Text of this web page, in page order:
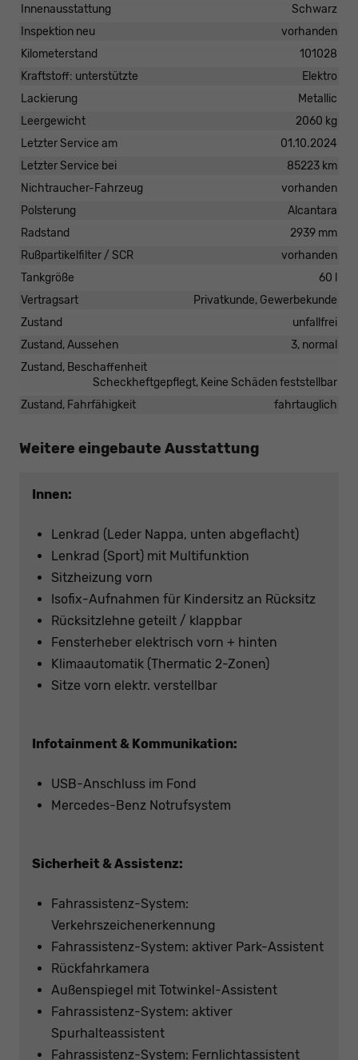
Innenausstattung
Schwarz
Inspektion neu
vorhanden
Kilometerstand
101028
Kraftstoff: unterstützte
Elektro
Lackierung
Metallic
Leergewicht
2060 kg
Letzter Service am
01.10.2024
Letzter Service bei
85223 km
Nichtraucher-Fahrzeug
vorhanden
Polsterung
Alcantara
Radstand
2939 mm
Rußpartikelfilter / SCR
vorhanden
Tankgröße
60 l
Vertragsart
Privatkunde, Gewerbekunde
Zustand
unfallfrei
Zustand, Aussehen
3, normal
Zustand, Beschaffenheit
Scheckheftgepflegt, Keine Schäden feststellbar
Zustand, Fahrfähigkeit
fahrtauglich
Weitere eingebaute Ausstattung
Innen:
Lenkrad (Leder Nappa, unten abgeflacht)
Lenkrad (Sport) mit Multifunktion
Sitzheizung vorn
Isofix-Aufnahmen für Kindersitz an Rücksitz
Rücksitzlehne geteilt / klappbar
Fensterheber elektrisch vorn + hinten
Klimaautomatik (Thermatic 2-Zonen)
Sitze vorn elektr. verstellbar
Infotainment & Kommunikation:
USB-Anschluss im Fond
Mercedes-Benz Notrufsystem
Sicherheit & Assistenz:
Fahrassistenz-System:
Verkehrszeichenerkennung
Fahrassistenz-System: aktiver Park-Assistent
Rückfahrkamera
Außenspiegel mit Totwinkel-Assistent
Fahrassistenz-System: aktiver
Spurhalteassistent
Fahrassistenz-System: Fernlichtassistent